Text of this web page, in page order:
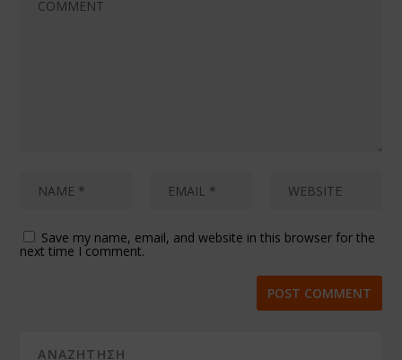
Save my name, email, and website in this browser for the
next time I comment.